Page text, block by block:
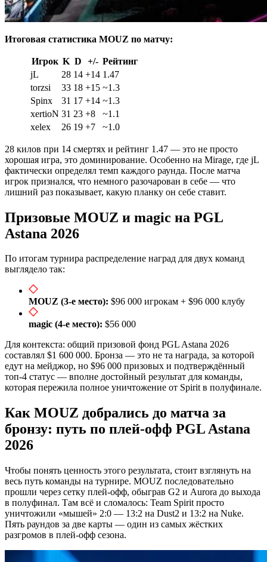
Итоговая статистика MOUZ по матчу:
Игрок K D +/- Рейтинг
jL
28 14 +14 1.47
torzsi
33 18 +15 ~1.3
Spinx
31 17 +14 ~1.3
xertioN 31 23 +8
~1.1
xelex
26 19 +7 ~1.0
28 килов при 14 смертях и рейтинг 1.47 — это не просто
хорошая игра, это доминирование. Особенно на Mirage, где jL
фактически определял темп каждого раунда. После матча
игрок признался, что немного разочарован в себе — что
лишний раз показывает, какую планку он себе ставит.
Призовые MOUZ и magic на PGL
Astana 2026
По итогам турнира распределение наград для двух команд
выглядело так:
MOUZ (3-е место): $96 000 игрокам + $96 000 клубу
magic (4-е место): $56 000
Для контекста: общий призовой фонд PGL Astana 2026
составлял $1 600 000. Бронза — это не та награда, за которой
едут на мейджор, но $96 000 призовых и подтверждённый
топ-4 статус — вполне достойный результат для команды,
которая пережила полное уничтожение от Spirit в полуфинале.
Как MOUZ добрались до матча за
бронзу: путь по плей-офф PGL Astana
2026
Чтобы понять ценность этого результата, стоит взглянуть на
весь путь команды на турнире. MOUZ последовательно
прошли через сетку плей-офф, обыграв G2 и Aurora до выхода
в полуфинал. Там всё и сломалось: Team Spirit просто
уничтожили «мышей» 2:0 — 13:2 на Dust2 и 13:2 на Nuke.
Пять раундов за две карты — один из самых жёстких
разгромов в плей-офф сезона.